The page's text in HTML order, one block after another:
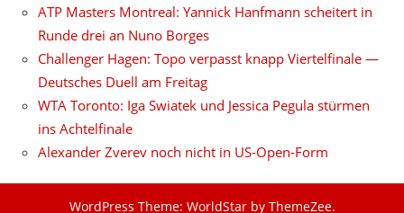
ATP Masters Montreal: Yannick Hanfmann scheitert in
Runde drei an Nuno Borges
Challenger Hagen: Topo verpasst knapp Viertelfinale —
Deutsches Duell am Freitag
WTA Toronto: Iga Swiatek und Jessica Pegula stürmen
ins Achtelfinale
Alexander Zverev noch nicht in US-Open-Form
WordPress Theme: WorldStar by ThemeZee.